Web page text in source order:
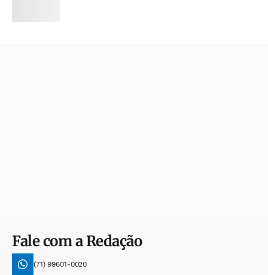
Fale com a Redação
(71) 99601-0020